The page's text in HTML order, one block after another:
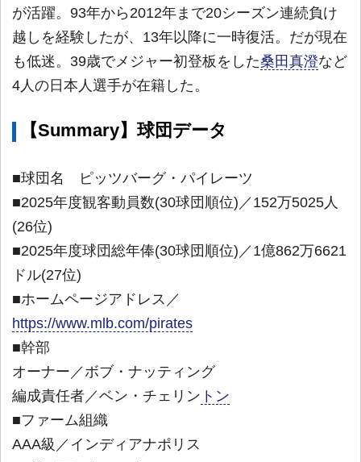
が活躍。93年から2012年まで20シーズン連続負け
越しを経験したが、13年以降に一時復活。だが現在
も低迷。39歳でメジャー初登板をした桑田真澄など
4人の日本人選手が在籍した。
【Summary】球団データ
■球団名 ピッツバーグ・パイレーツ
■2025年度観客動員数(30球団順位)／152万5025人
(26位)
■2025年度球団総年俸(30球団順位)／1億862万6621
ドル(27位)
■ホームページアドレス／
https://www.mlb.com/pirates
■幹部
オーナー／ボブ・ナッティング
編成責任者／ベン・チェリン トン
■ファーム組織
AAA級／インディアナポリス